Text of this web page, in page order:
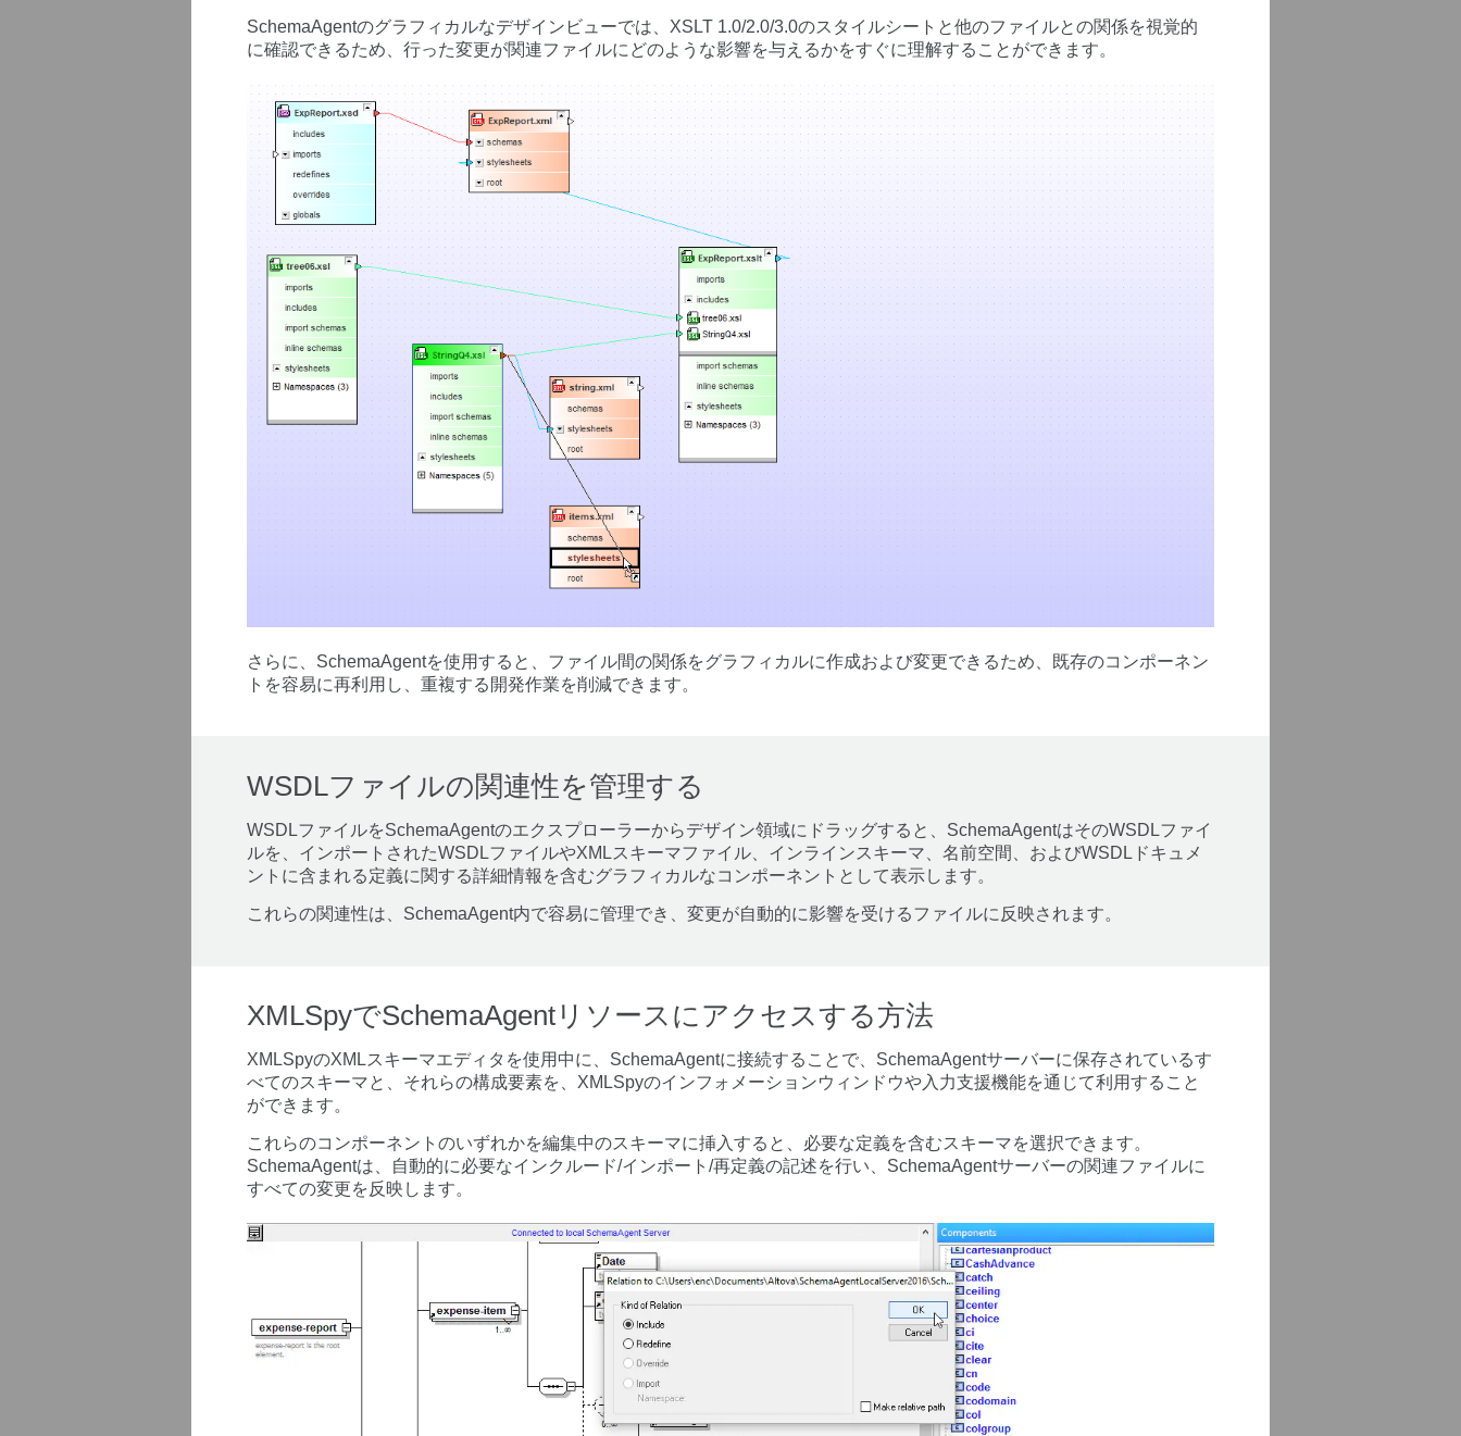
SchemaAgentのグラフィカルなデザインビューでは、XSLT 1.0/2.0/3.0のスタイルシートと他のファイルとの関係を視覚的
に確認できるため、行った変更が関連ファイルにどのような影響を与えるかをすぐに理解することができます。
さらに、SchemaAgentを使用すると、ファイル間の関係をグラフィカルに作成および変更できるため、既存のコンポーネン
トを容易に再利用し、重複する開発作業を削減できます。
WSDLファイルの関連性を管理する
WSDLファイルをSchemaAgentのエクスプローラーからデザイン領域にドラッグすると、SchemaAgentはそのWSDLファイ
ルを、インポートされたWSDLファイルやXMLスキーマファイル、インラインスキーマ、名前空間、およびWSDLドキュメ
ントに含まれる定義に関する詳細情報を含むグラフィカルなコンポーネントとして表示します。
これらの関連性は、SchemaAgent内で容易に管理でき、変更が自動的に影響を受けるファイルに反映されます。
XMLSpyでSchemaAgentリソースにアクセスする方法
XMLSpyのXMLスキーマエディタを使用中に、SchemaAgentに接続することで、SchemaAgentサーバーに保存されているす
べてのスキーマと、それらの構成要素を、XMLSpyのインフォメーションウィンドウや入力支援機能を通じて利用すること
ができます。
これらのコンポーネントのいずれかを編集中のスキーマに挿入すると、必要な定義を含むスキーマを選択できます。
SchemaAgentは、自動的に必要なインクルード/インポート/再定義の記述を行い、SchemaAgentサーバーの関連ファイルに
すべての変更を反映します。